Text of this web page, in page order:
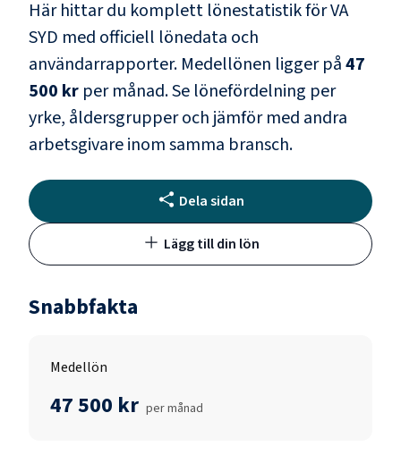
Här hittar du komplett lönestatistik förVA
SYD med officiell lönedata och
användarrapporter. Medellönen ligger på47
500 kr per månad.Se lönefördelning per
yrke, åldersgrupper och jämför med andra
arbetsgivare inom samma bransch.
Dela sidan
Lägg till din lön
Snabbfakta
Medellön
47 500 kr per månad